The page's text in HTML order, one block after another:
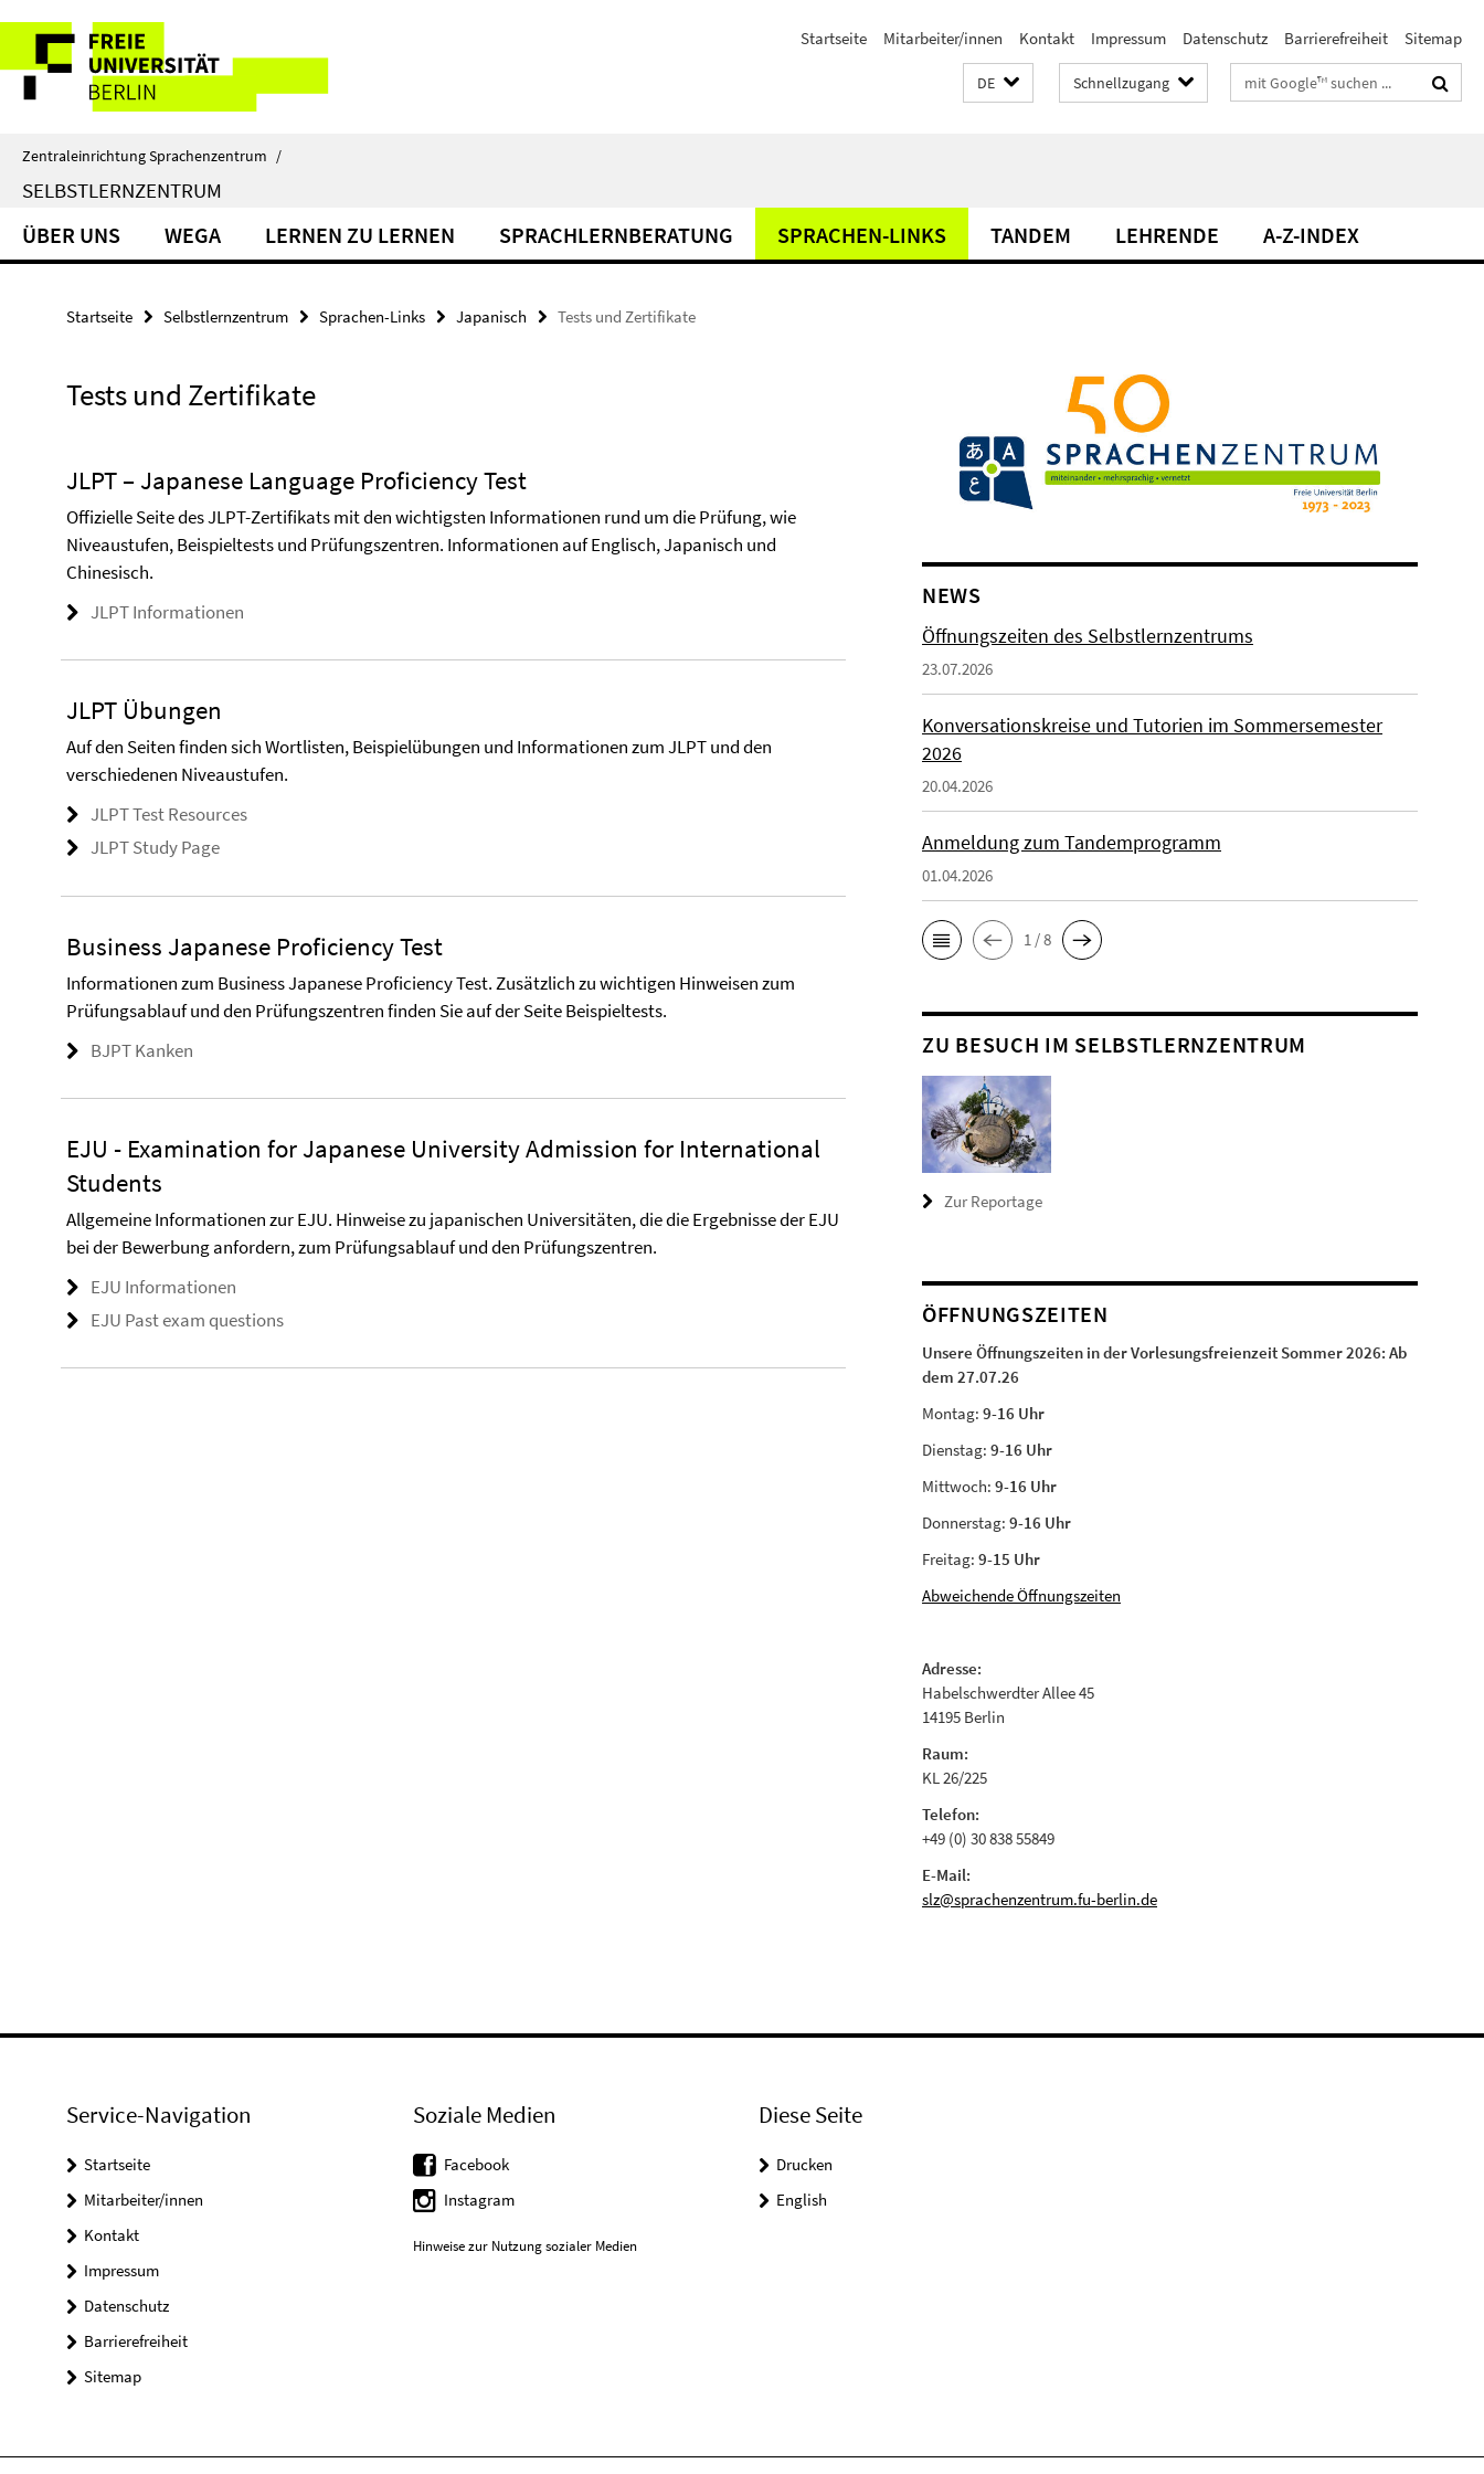
direkt
zu
Inhalt
Service-
Navigation
Startseite Mitarbeiter/innen Kontakt Impressum Datenschutz Barrierefreiheit Sitemap
DE Schnellzugang Suchbegriffe
Zentraleinrichtung Sprachenzentrum /
SELBSTLERNZENTRUM
ÜBER UNS WEGA LERNEN ZU LERNEN SPRACHLERNBERATUNG SPRACHEN-LINKS TANDEM LEHRENDE A-Z-INDEX
Startseite Selbstlernzentrum Sprachen-Links Japanisch Tests und Zertifikate
Tests und Zertifikate
JLPT – Japanese Language Proficiency Test
Offizielle Seite des JLPT-Zertifikats mit den wichtigsten Informationen rund um die Prüfung, wie
Niveaustufen, Beispieltests und Prüfungszentren. Informationen auf Englisch, Japanisch und
Chinesisch.
JLPT Informationen
JLPT Übungen
Auf den Seiten finden sich Wortlisten, Beispielübungen und Informationen zum JLPT und den
verschiedenen Niveaustufen.
JLPT Test Resources
JLPT Study Page
Business Japanese Proficiency Test
Informationen zum Business Japanese Proficiency Test. Zusätzlich zu wichtigen Hinweisen zum
Prüfungsablauf und den Prüfungszentren finden Sie auf der Seite Beispieltests.
BJPT Kanken
EJU - Examination for Japanese University Admission for International
Students
Allgemeine Informationen zur EJU. Hinweise zu japanischen Universitäten, die die Ergebnisse der EJU
bei der Bewerbung anfordern, zum Prüfungsablauf und den Prüfungszentren.
EJU Informationen
EJU Past exam questions
NEWS
Öffnungszeiten des Selbstlernzentrums
23.07.2026
Konversationskreise und Tutorien im Sommersemester
2026
20.04.2026
Anmeldung zum Tandemprogramm
01.04.2026
1 / 8
ZU BESUCH IM SELBSTLERNZENTRUM
Zur Reportage
ÖFFNUNGSZEITEN
Unsere Öffnungszeiten in der Vorlesungsfreienzeit Sommer 2026:Ab
dem 27.07.26
Montag:9-16 Uhr
Dienstag:9-16 Uhr
Mittwoch:9-16 Uhr
Donnerstag:9-16 Uhr
Freitag:9-15 Uhr
Abweichende Öffnungszeiten
Adresse:
Habelschwerdter Allee 45
14195 Berlin
Raum:
KL 26/225
Telefon:
+49 (0) 30 838 55849
E-Mail:
slz@sprachenzentrum.fu-berlin.de
Service-Navigation
Startseite
Mitarbeiter/innen
Kontakt
Impressum
Datenschutz
Barrierefreiheit
Sitemap
Soziale Medien
Facebook
Instagram
Hinweise zur Nutzung sozialer Medien
Diese Seite
Drucken
English